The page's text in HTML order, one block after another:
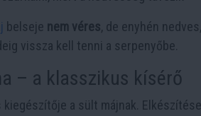
belseje nem véres, de enyhén
vissza kell tenni a serpenyőbe.
– a klasszikus kísérő
a sült májnak.